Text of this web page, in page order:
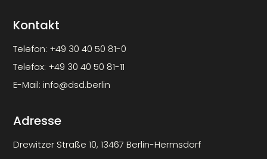
Kontakt
Telefon: +49 30 40 50 81-0
Telefax: +49 30 40 50 81-11
E-Mail:info@dsd.berlin
Adresse
Drewitzer Straße 10, 13467 Berlin-Hermsdorf